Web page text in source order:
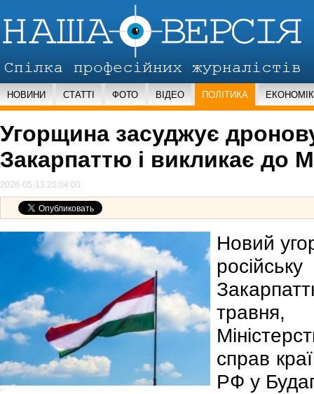
НОВИНИ СТАТТІ ФОТО ВІДЕО ПОЛІТИКА
Угорщина засуджує
Закарпаттю і викликає до
2026-05-13 20:04:00
-
Новий
справ
РФ у